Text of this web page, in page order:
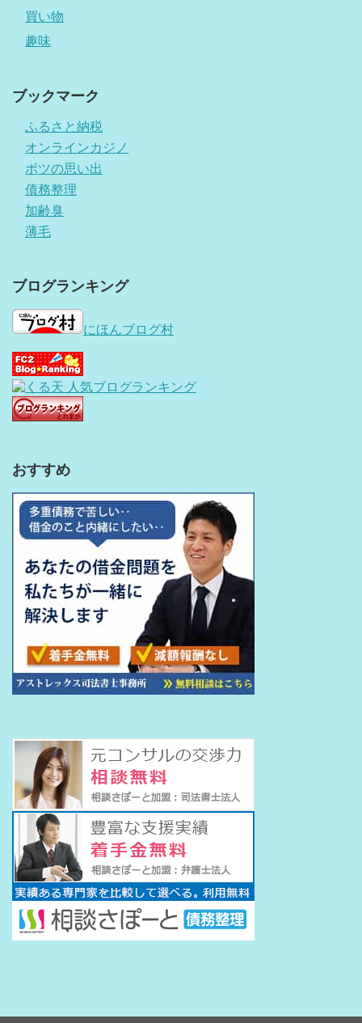
買い物
趣味
ブックマーク
ふるさと納税
オンラインカジノ
ボツの思い出
債務整理
加齢臭
薄毛
ブログランキング
にほんブログ村
おすすめ